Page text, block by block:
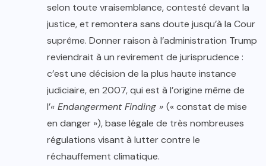
selon toute vraisemblance, contesté devant la
justice, et remontera sans doute jusqu’à la Cour
suprême. Donner raison à l’administration Trump
reviendrait à un revirement de jurisprudence :
c’est une décision de la plus haute instance
judiciaire, en 2007, qui est à l’origine même de
l’« Endangerment Finding » (« constat de mise
en danger »), base légale de très nombreuses
régulations visant à lutter contre le
réchauffement climatique.